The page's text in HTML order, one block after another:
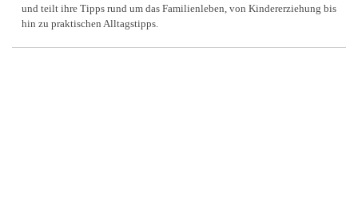
und teilt ihre Tipps rund um das Familienleben, von Kindererziehung bis
hin zu praktischen Alltagstipps.